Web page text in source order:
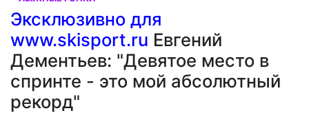
Эксклюзивно для
www.skisport.ru Евгений
Дементьев: "Девятое место в
спринте - это мой абсолютный
рекорд"